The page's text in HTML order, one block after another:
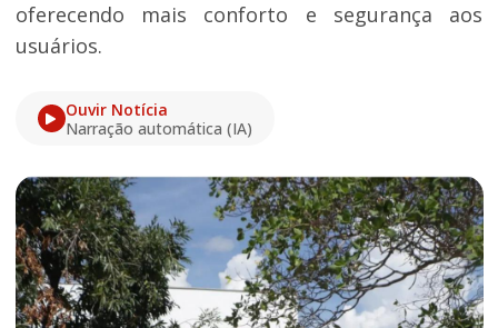
oferecendo mais conforto e segurança aos
usuários.
Ouvir Notícia
Narração automática (IA)